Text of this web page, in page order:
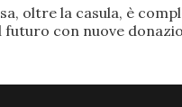
oltre la casula, è
con nuove